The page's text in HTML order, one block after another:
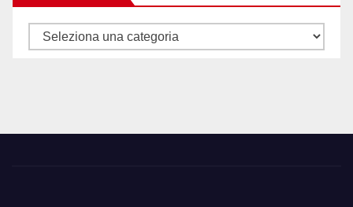
Categorie